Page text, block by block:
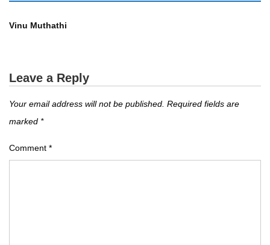
എഴുത്തുകാർ
Vinu Muthathi
Leave a Reply
Your email address will not be published. Required fields are
marked *
Comment *